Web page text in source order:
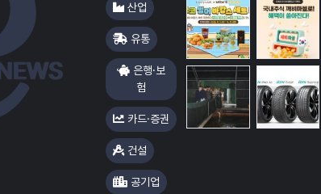
산업
유통
은행·보
험
카드·증권
건설
공기업